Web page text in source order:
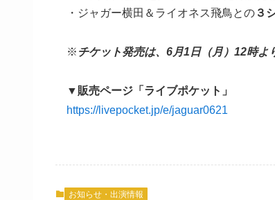
・ジャガー横田＆ライオネス飛鳥との ３
※ チケット発売は、6月1日（月）12時よ
▼販売ページ「ライブポケット」
https://livepocket.jp/e/jaguar0621
お知らせ・出演情報